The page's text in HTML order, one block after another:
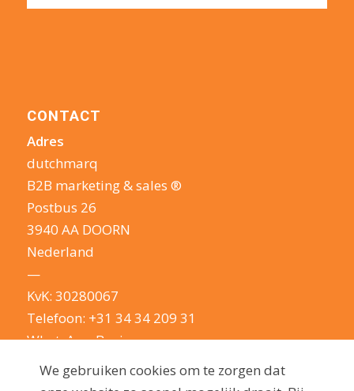
CONTACT
Adres
dutchmarq
B2B marketing & sales ®
Postbus 26
3940 AA DOORN
Nederland
—
KvK: 30280067
Telefoon: +31 34 34 209 31
WhatsApp Business
E-mail:
info@dutchmarq.nl
We gebruiken cookies om te zorgen dat